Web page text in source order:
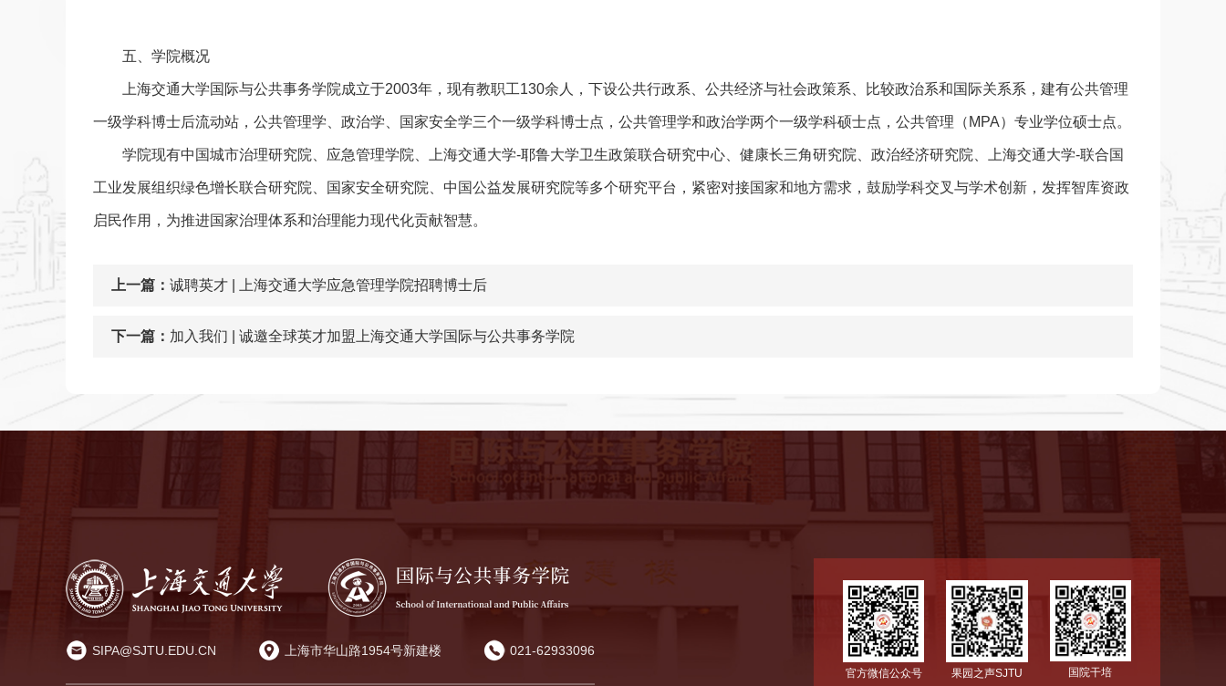
五、学院概况
上海交通大学国际与公共事务学院成立于2003年，现有教职工130余人，下设公共行政系、公共经济与社会政策系、比较政治系和国际关系系，建有公共管理
一级学科博士后流动站，公共管理学、政治学、国家安全学三个一级学科博士点，公共管理学和政治学两个一级学科硕士点，公共管理（MPA）专业学位硕士点。
学院现有中国城市治理研究院、应急管理学院、上海交通大学-耶鲁大学卫生政策联合研究中心、健康长三角研究院、政治经济研究院、上海交通大学-联合国
工业发展组织绿色增长联合研究院、国家安全研究院、中国公益发展研究院等多个研究平台，紧密对接国家和地方需求，鼓励学科交叉与学术创新，发挥智库资政
启民作用，为推进国家治理体系和治理能力现代化贡献智慧。
上一篇： 诚聘英才 | 上海交通大学应急管理学院招聘博士后
下一篇： 加入我们 | 诚邀全球英才加盟上海交通大学国际与公共事务学院
SIPA@SJTU.EDU.CN 上海市华山路1954号新建楼 021-62933096
官方微信公众号 果园之声SJTU 国院干培